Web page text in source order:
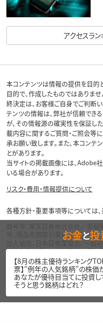
アクセスラ
本コンテンツは情報の提供を目的
目的で、作成したものではありま
終決定は、お客様ご自身でご判断
テンツの情報は、弊社が信頼でき
が、その情報源の確実性を保証し
載内容に関するご質問・ご照会等
承お願い致します。また、本コン
とがあります。
当サイトの掲載画像には、Adobe
いる場合があります。
リスク・費用・情報提供について
各種方針・重要事項等については
商号等：楽天証券株式会社／金
号、商品先物取引業者
加入協会：日本証券業協会、一般
先物取引協会、一般社団法人第
産運用業協会
Copyright©
1999-2026 Rakuten Securities,
お金と投
【8月の株主優待ランキング
票】“例年の人気銘柄”の株
あなたが優待目当てに投資し
そうと思う銘柄はどれ？